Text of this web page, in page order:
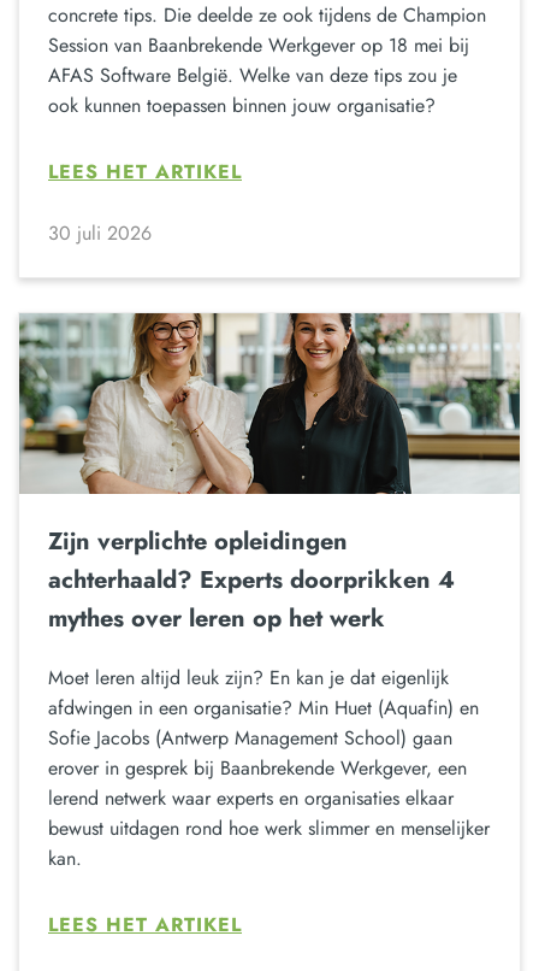
concrete tips. Die deelde ze ook tijdens de Champion
Session van Baanbrekende Werkgever op 18 mei bij
AFAS Software België. Welke van deze tips zou je
ook kunnen toepassen binnen jouw organisatie?
LEES HET ARTIKEL
30 juli 2026
Zijn verplichte opleidingen
achterhaald? Experts doorprikken 4
mythes over leren op het werk
Moet leren altijd leuk zijn? En kan je dat eigenlijk
afdwingen in een organisatie? Min Huet (Aquafin) en
Sofie Jacobs (Antwerp Management School) gaan
erover in gesprek bij Baanbrekende Werkgever, een
lerend netwerk waar experts en organisaties elkaar
bewust uitdagen rond hoe werk slimmer en menselijker
kan.
LEES HET ARTIKEL